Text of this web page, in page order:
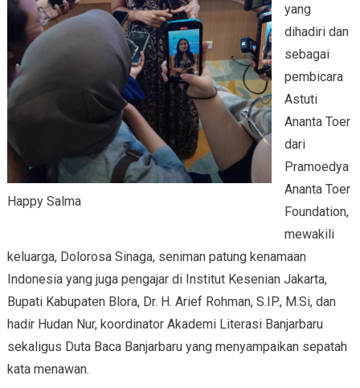
Happy Salma
yang
dihadiri dan
sebagai
pembicara
Astuti
Ananta Toer
dari
Pramoedya
Ananta Toer
Foundation,
mewakili
keluarga, Dolorosa Sinaga, seniman patung kenamaan
Indonesia yang juga pengajar di Institut Kesenian Jakarta,
Bupati Kabupaten Blora, Dr. H. Arief Rohman, S.IP., M.Si, dan
hadir Hudan Nur, koordinator Akademi Literasi Banjarbaru
sekaligus Duta Baca Banjarbaru yang menyampaikan sepatah
kata menawan.